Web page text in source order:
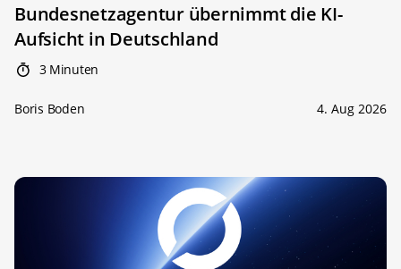
Bundesnetzagentur übernimmt die KI-
Aufsicht in Deutschland
3 Minuten
Boris Boden 4. Aug 2026